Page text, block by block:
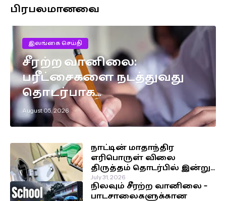
பிரபலமானவை
இலங்கை செய்தி
சீரற்ற வானிலை:
பரீட்சைகளை நடத்துவது
தொடர்பாக
எடுக்கப்பட்டுள்ள முக்கிய
தீர்மானம்!
August 05, 2026
நாட்டின் மாதாந்திர
எரிபொருள் விலை
திருத்தம் தொடர்பில் இன்று
வெளியாகவுள்ள அறிவிப்பு!
July 31, 2026
நிலவும் சீரற்ற வானிலை –
பாடசாலைகளுக்கான